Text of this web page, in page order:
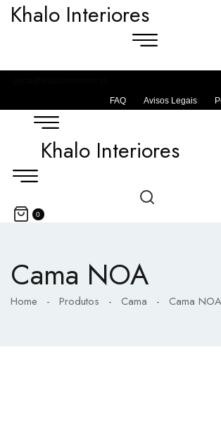
Khalo Interiores
FAQ
Avisos Legais
Khalo Interiores
0
Cama NOA
Home - Produtos - Cama - Cama NOA